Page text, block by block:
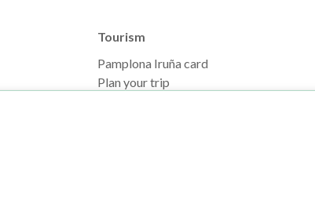
Tourism
Pamplona Iruña card
Plan your trip